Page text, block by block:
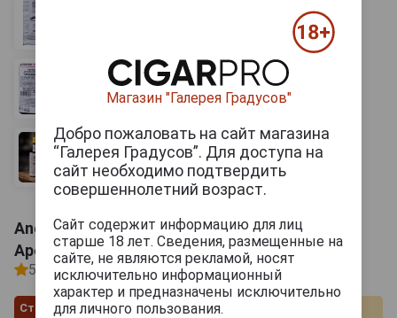
Angostura Aromatic Биттер Ангостура
Ароматический 0.2л
5 1 отзыв
Страна производства
Тринидад и Тобаго
Магазин "Галерея Градусов"
Добро пожаловать на сайт магазина
“Галерея Градусов”. Для доступа на
сайт необходимо подтвердить
совершеннолетний возраст.
Сайт содержит информацию для лиц
старше 18 лет. Сведения, размещенные на
сайте, не являются рекламой, носят
исключительно информационный
характер и предназначены исключительно
для личного пользования.